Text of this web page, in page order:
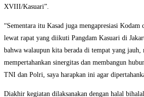
XVIII/Kasuari”.
“Sementara itu Kasad juga mengapresiasi Kodam
lewat rapat yang diikuti Pangdam Kasuari di
bahwa walaupun kita berada di tempat yang jauh,
mempertahankan sinergitas dan membangun
TNI dan Polri, saya harapkan ini agar
Diakhir kegiatan dilaksanakan dengan halal